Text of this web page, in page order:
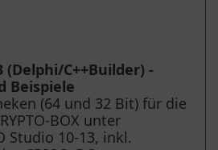
(Delphi/C++Builder) -
Beispiele
(64 und 32 Bit) für die
BOX unter
Studio 10-13, inkl.